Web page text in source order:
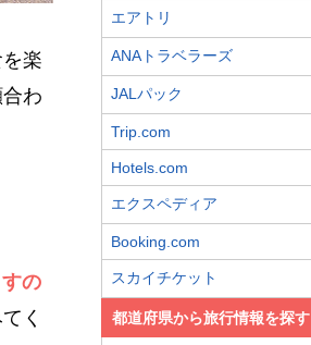
楽
わ
の
く
エアトリ
ANAトラベラーズ
JALパック
Trip.com
Hotels.com
エクスペディア
Booking.com
スカイチケット
都道府県から旅行情報を探す